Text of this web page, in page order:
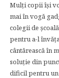
Mulți copii își
mai în vogă
colegii de
pentru a-l
cântărească în
soluție din
dificil pentru un